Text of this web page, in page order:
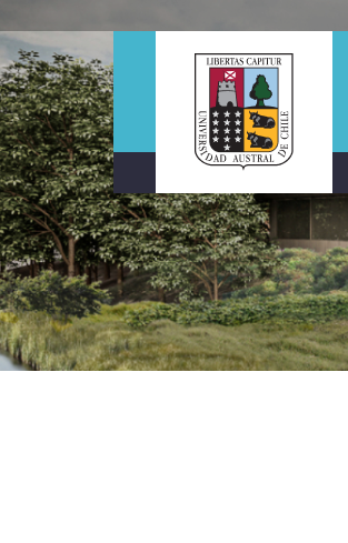
to
content